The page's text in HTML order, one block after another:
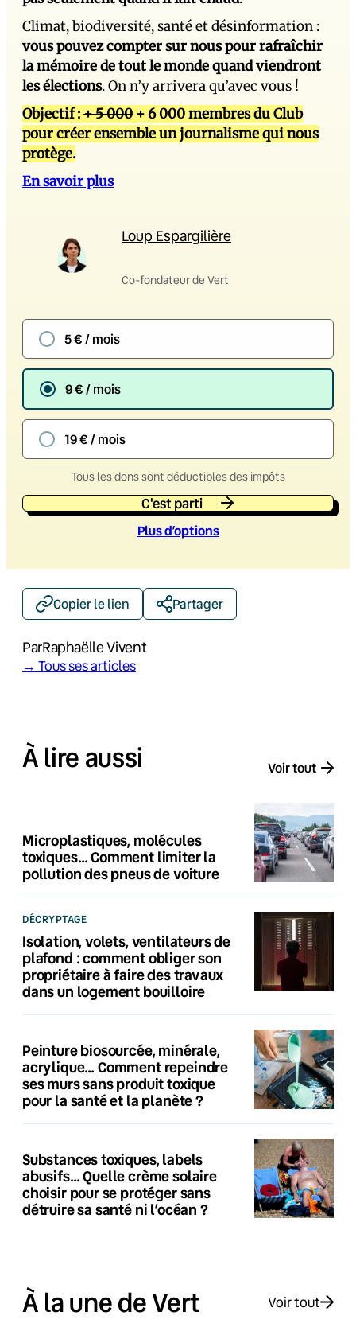
Climat, biodiversité, santé et désinformation :
vous pouvez compter sur nous pour rafraîchir
la mémoire de tout le monde quand viendront
les élections. On n’y arrivera qu’avec vous !
Objectif :+ 5 000 + 6 000 membres du Club
pour créer ensemble un journalisme qui nous
protège.
En savoir plus
Loup Espargilière
Co-fondateur de Vert
5 € / mois
9 € / mois
19 € / mois
Tous les dons sont déductibles des impôts
C'est parti
Plus d’options
Copier le lien Partager
ParRaphaëlle Vivent
→ Tous ses articles
À lire aussi Voir tout
Microplastiques, molécules
toxiques… Comment limiter la
pollution des pneus de voiture
DÉCRYPTAGE
Isolation, volets, ventilateurs de
plafond : comment obliger son
propriétaire à faire des travaux
dans un logement bouilloire
Peinture biosourcée, minérale,
acrylique… Comment repeindre
ses murs sans produit toxique
pour la santé et la planète ?
Substances toxiques, labels
abusifs… Quelle crème solaire
choisir pour se protéger sans
détruire sa santé ni l’océan ?
À la une de Vert Voir tout